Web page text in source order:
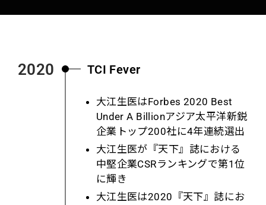
2020 TCI Fever
大江生医はForbes 2020 Best
UnderA Billionアジア太平洋新鋭
企業トップ200社に4年連続選出
大江生医が『天下』誌における
中堅企業CSRランキングで第1位
に輝き
大江生医は2020 『天下』誌にお